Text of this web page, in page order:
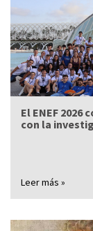
El ENEF 2026
con la
Leer más »